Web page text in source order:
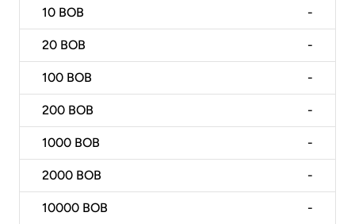
10 BOB -
20 BOB -
100 BOB -
200 BOB -
1000 BOB -
2000 BOB -
10000 BOB -